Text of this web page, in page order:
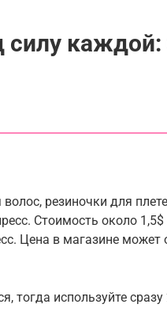
силу
резиночки для
Стоимость около
Цена в магазине может
тогда используйте